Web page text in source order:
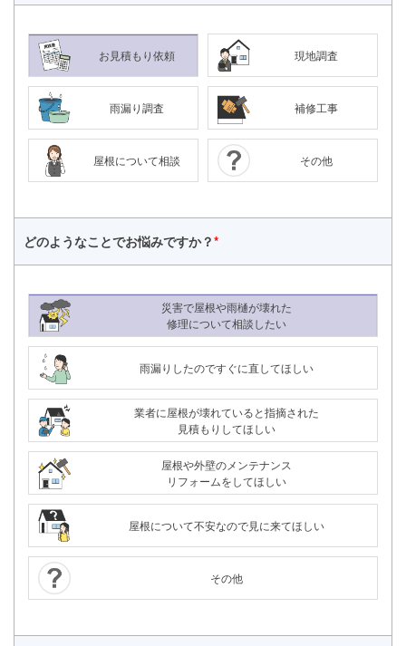
24時間365日対応
お見積もり依頼 現地調査
雨漏り調査 補修工事
屋根について相談 その他
どのようなことでお悩みですか？*
災害で屋根や雨樋が壊れた
修理について相談したい
雨漏りしたのですぐに直してほしい
業者に屋根が壊れていると指摘された
見積もりしてほしい
屋根や外壁のメンテナンス
リフォームをしてほしい
屋根について不安なので見に来てほしい
その他